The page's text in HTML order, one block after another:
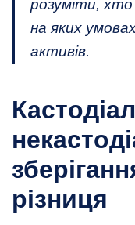
розуміти, хто
на яких
активів.
різниця